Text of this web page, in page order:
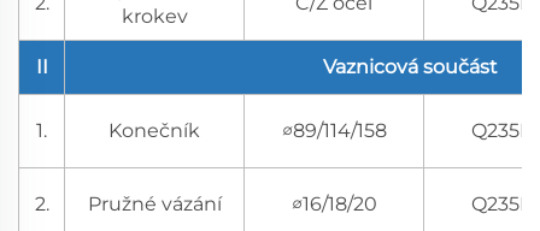
krokev
II Vaznicová součást
1. Konečník ∅89/114/158 Q235B
2. Pružné vázání ∅16/18/20 Q235B